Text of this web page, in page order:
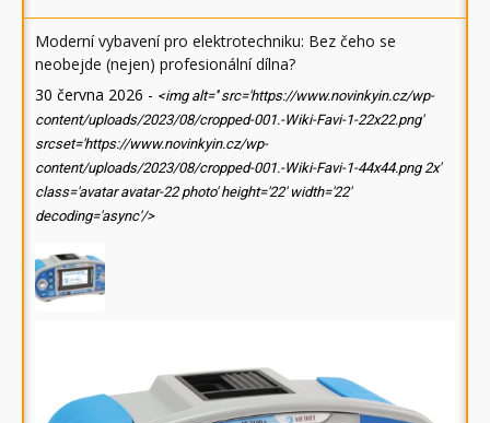
Moderní vybavení pro elektrotechniku: Bez čeho se
neobejde (nejen) profesionální dílna?
30 června 2026 - <img alt='' src='https://www.novinkyin.cz/wp-
content/uploads/2023/08/cropped-001.-Wiki-Favi-1-22x22.png'
srcset='https://www.novinkyin.cz/wp-
content/uploads/2023/08/cropped-001.-Wiki-Favi-1-44x44.png 2x'
class='avatar avatar-22 photo' height='22' width='22'
decoding='async'/>